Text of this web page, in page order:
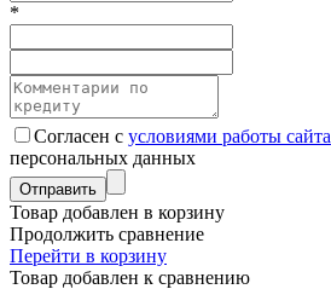
*
Согласен с условиями работы сайта
персональных данных
Товар добавлен в корзину
Продолжить сравнение
Перейти в корзину
Товар добавлен к сравнению